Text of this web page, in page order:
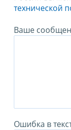
технической
Ваше
Ошибка в